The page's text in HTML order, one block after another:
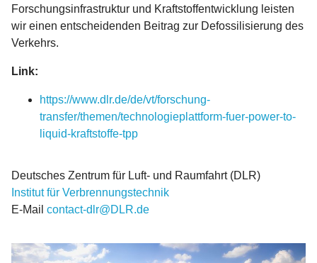
Forschungsinfrastruktur und Kraftstoffentwicklung leisten
wir einen entscheidenden Beitrag zur Defossilisierung des
Verkehrs.
Link:
https://www.dlr.de/de/vt/forschung-
transfer/themen/technologieplattform-fuer-power-to-
liquid-kraftstoffe-tpp
Deutsches Zentrum für Luft- und Raumfahrt (DLR)
Institut für Verbrennungstechnik
E-Mail contact-dlr@DLR.de